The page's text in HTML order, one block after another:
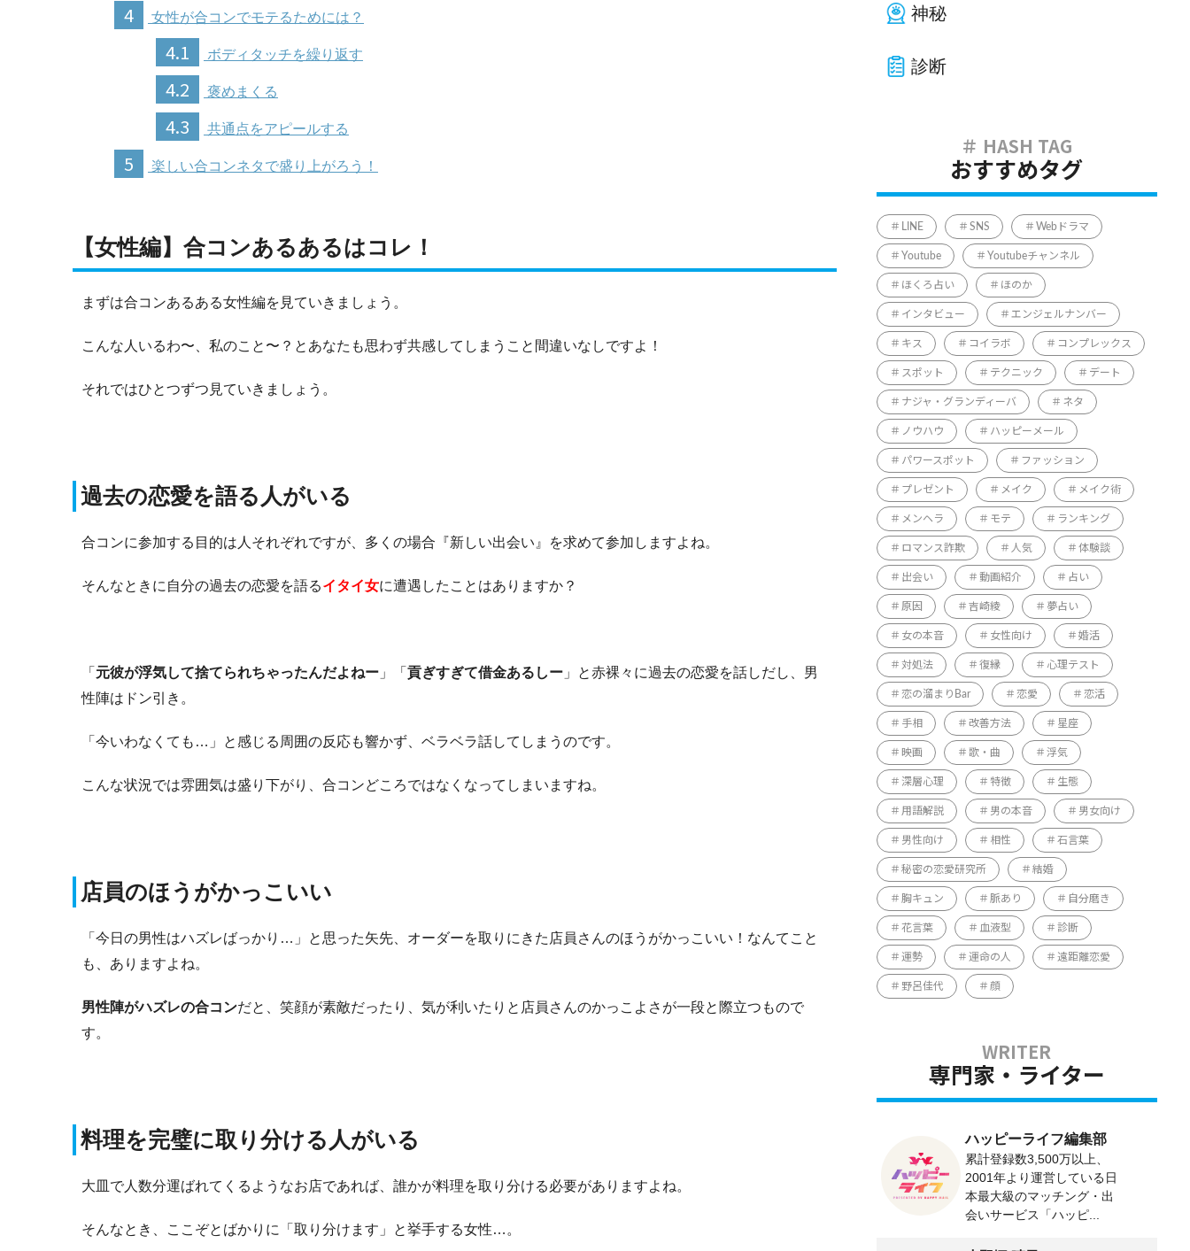
4 女性が合コンでモテるためには？
4.1 ボディタッチを繰り返す
4.2 褒めまくる
4.3 共通点をアピールする
5 楽しい合コンネタで盛り上がろう！
【女性編】合コンあるあるはコレ！
まずは合コンあるある女性編を見ていきましょう。
こんな人いるわ〜、私のこと〜？とあなたも思わず共感してしまうこと間違いなしですよ！
それではひとつずつ見ていきましょう。
過去の恋愛を語る人がいる
合コンに参加する目的は人それぞれですが、多くの場合『新しい出会い』を求めて参加しますよね。
そんなときに自分の過去の恋愛を語るイタイ女に遭遇したことはありますか？
「 元彼が浮気して捨てられちゃったんだよねー 」「 貢ぎすぎて借金あるしー 」と赤裸々に過去の恋愛を話しだし、男
性陣はドン引き。
「今いわなくても…」と感じる周囲の反応も響かず、ベラベラ話してしまうのです。
こんな状況では雰囲気は盛り下がり、合コンどころではなくなってしまいますね。
店員のほうがかっこいい
「今日の男性はハズレばっかり…」と思った矢先、オーダーを取りにきた店員さんのほうがかっこいい！なんてこと
も、ありますよね。
男性陣がハズレの合コンだと、笑顔が素敵だったり、気が利いたりと店員さんのかっこよさが一段と際立つもので
す。
料理を完璧に取り分ける人がいる
大皿で人数分運ばれてくるようなお店であれば、誰かが料理を取り分ける必要がありますよね。
そんなとき、ここぞとばかりに「取り分けます」と挙手する女性…。
神秘
診断
おすすめタグ
LINE SNS Webドラマ
Youtube Youtubeチャンネル
ほくろ占い ほのか
インタビュー エンジェルナンバー
キス コイラボ コンプレックス
スポット テクニック デート
ナジャ・グランディーバ ネタ
ノウハウ ハッピーメール
パワースポット ファッション
プレゼント メイク メイク術
メンヘラ モテ ランキング
ロマンス詐欺 人気 体験談
出会い 動画紹介 占い
原因 吉崎綾 夢占い
女の本音 女性向け 婚活
対処法 復縁 心理テスト
恋の溜まりBar 恋愛 恋活
手相 改善方法 星座
映画 歌・曲 浮気
深層心理 特徴 生態
用語解説 男の本音 男女向け
男性向け 相性 石言葉
秘密の恋愛研究所 結婚
胸キュン 脈あり 自分磨き
花言葉 血液型 診断
運勢 運命の人 遠距離恋愛
野呂佳代 顔
専門家・ライター
ハッピーライフ編集部
累計登録数3,500万以上、
2001年より運営している日
本最大級のマッチング・出
会いサービス「ハッピ...